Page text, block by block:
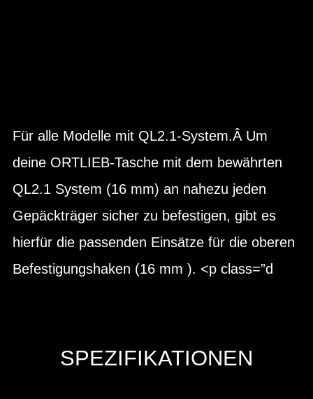
Für alle Modelle mit QL2.1-System.Â Um
deine ORTLIEB-Tasche mit dem bewährten
QL2.1 System (16 mm) an nahezu jeden
Gepäckträger sicher zu befestigen, gibt es
hierfür die passenden Einsätze für die oberen
Befestigungshaken (16 mm ). <p class=”d
SPEZIFIKATIONEN